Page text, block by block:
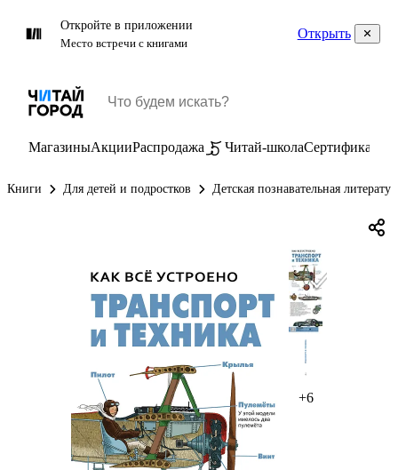
Откройте в приложении
Место встречи с книгами
Открыть
МагазиныАкцииРаспродажа Читай-школаСертификаты
Книги Для детей и подростков Детская познавательная
+6